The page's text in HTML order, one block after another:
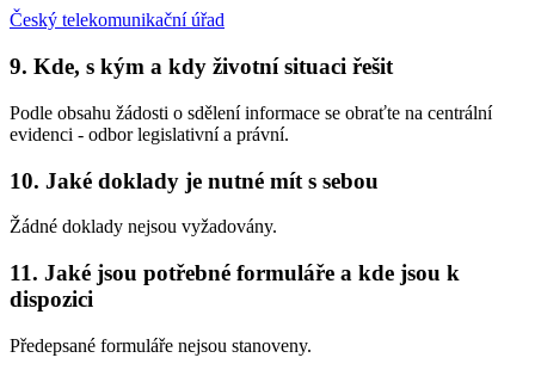
Český telekomunikační úřad
9. Kde, s kým a kdy životní situaci řešit
Podle obsahu žádosti o sdělení informace se obraťte na centrální
evidenci - odbor legislativní a právní.
10. Jaké doklady je nutné mít s sebou
Žádné doklady nejsou vyžadovány.
11. Jaké jsou potřebné formuláře a kde jsou k
dispozici
Předepsané formuláře nejsou stanoveny.